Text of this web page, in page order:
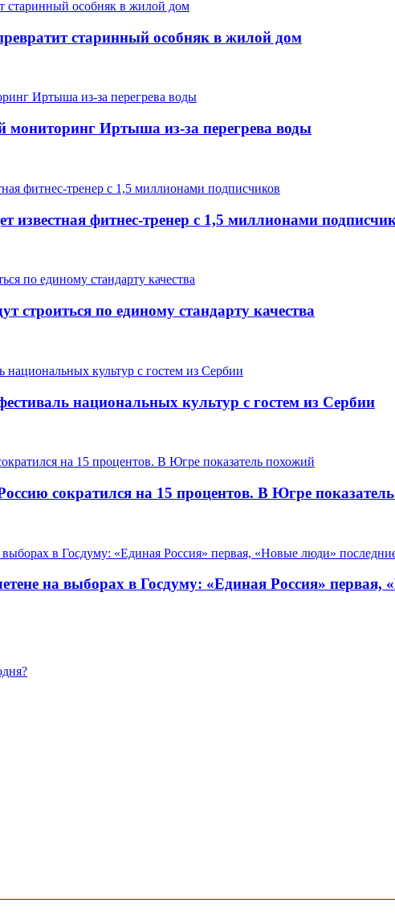
старинный особняк в жилой дом
Иртыша из-за перегрева воды
известная фитнес-тренер с 1,5 миллионами
по единому стандарту качества
национальных культур с гостем из Сербии
сократился на 15 процентов. В Югре
на выборах в Госдуму: «Единая Россия» первая,